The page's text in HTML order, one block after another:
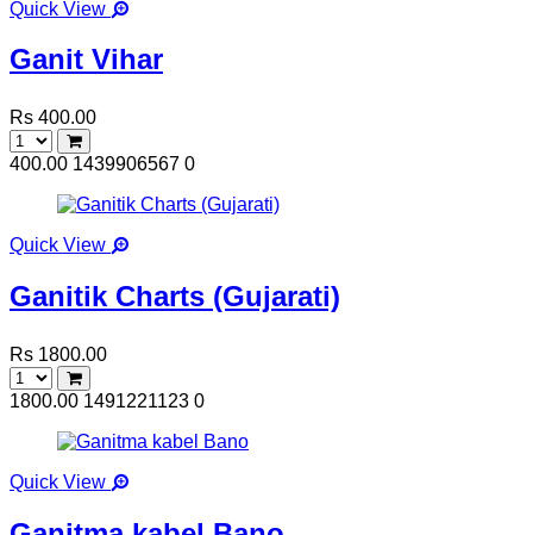
Quick View
Ganit Vihar
Rs 400.00
400.00 1439906567 0
Quick View
Ganitik Charts (Gujarati)
Rs 1800.00
1800.00 1491221123 0
Quick View